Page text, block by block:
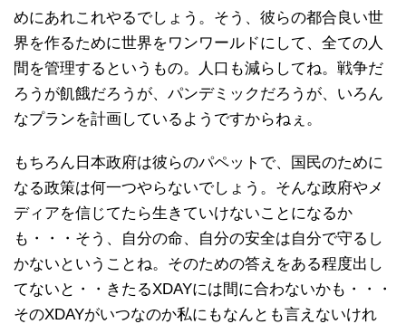
めにあれこれやるでしょう。そう、彼らの都合良い世
界を作るために世界をワンワールドにして、全ての人
間を管理するというもの。人口も減らしてね。戦争だ
ろうが飢餓だろうが、パンデミックだろうが、いろん
なプランを計画しているようですからねぇ。
もちろん日本政府は彼らのパペットで、国民のために
なる政策は何一つやらないでしょう。そんな政府やメ
ディアを信じてたら生きていけないことになるか
も・・・そう、自分の命、自分の安全は自分で守るし
かないということね。そのための答えをある程度出し
てないと・・きたるXDAYには間に合わないかも・・・
そのXDAYがいつなのか私にもなんとも言えないけれ